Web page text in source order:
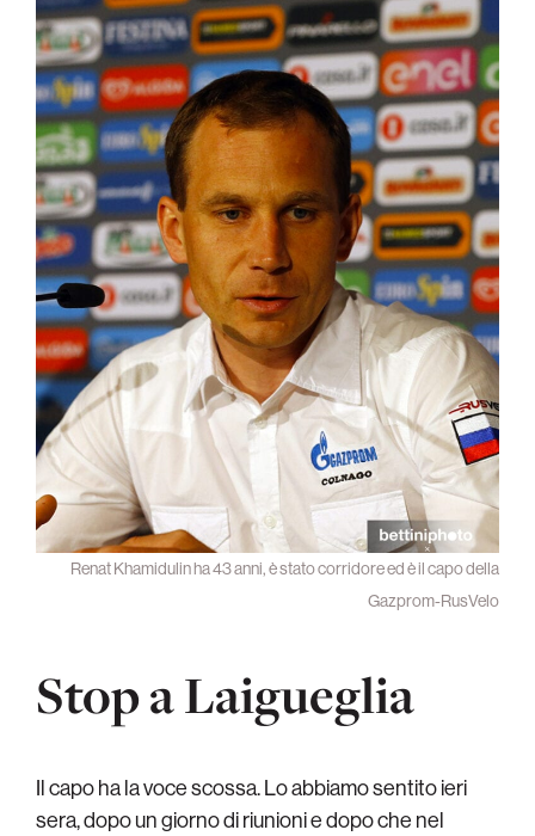
Renat Khamidulin ha 43 anni, è stato corridore ed è il capo della
Gazprom-RusVelo
Stop a Laigueglia
Il capo ha la voce scossa. Lo abbiamo sentito ieri
sera, dopo un giorno di riunioni e dopo che nel